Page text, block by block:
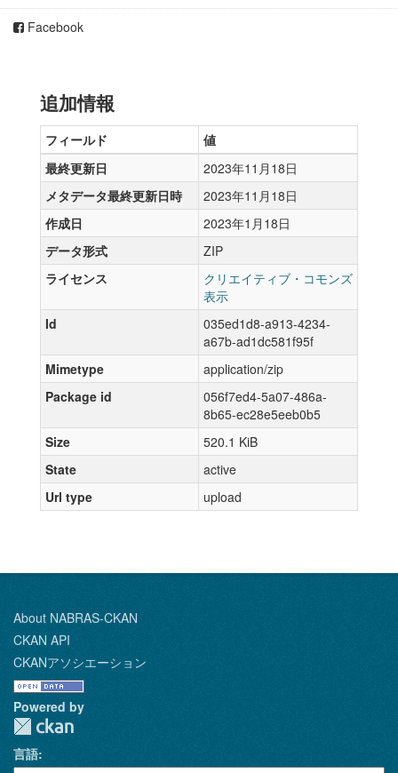
Facebook
追加情報
フィールド
値
最終更新日
2023年11月18日
メタデータ最終更新日時
2023年11月18日
作成日
2023年1月18日
データ形式
ZIP
ライセンス
クリエイティブ・コモンズ
表示
Id
035ed1d8-a913-4234-
a67b-ad1dc581f95f
Mimetype
application/zip
Package id
056f7ed4-5a07-486a-
8b65-ec28e5eeb0b5
Size
520.1 KiB
State
active
Url type
upload
About NABRAS-CKAN
CKAN API
CKANアソシエーション
Powered by
言語